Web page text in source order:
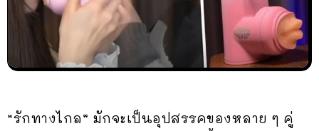
“รักทางไกล” มักจะเป็นอุปสรรคของหลาย ๆ คู่